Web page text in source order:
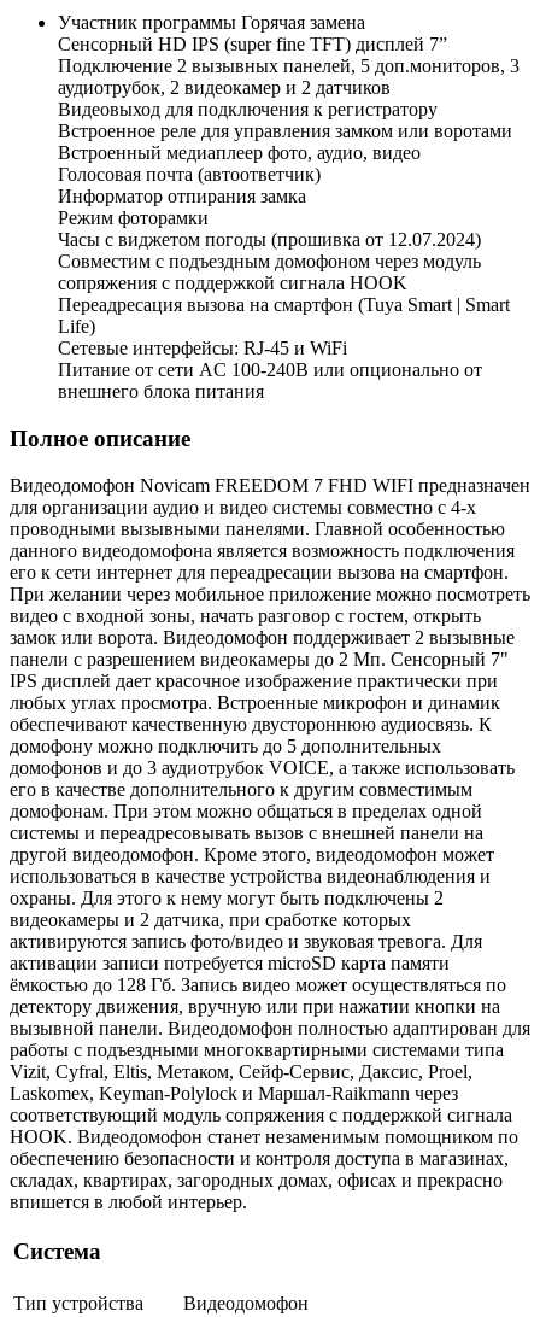
Участник программы Горячая замена
Сенcорный HD IPS (super fine TFT) дисплей 7”
Подключение 2 вызывных панелей, 5 доп.мониторов, 3
аудиотрубок, 2 видеокамер и 2 датчиков
Видеовыход для подключения к регистратору
Встроенное реле для управления замком или воротами
Встроенный медиаплеер фото, аудио, видео
Голосовая почта (автоответчик)
Информатор отпирания замка
Режим фоторамки
Часы с виджетом погоды (прошивка от 12.07.2024)
Совместим с подъездным домофоном через модуль
сопряжения с поддержкой сигнала HOOK
Переадресация вызова на смартфон (Tuya Smart | Smart
Life)
Сетевые интерфейсы: RJ-45 и WiFi
Питание от сети AC 100-240В или опционально от
внешнего блока питания
Полное описание
Видеодомофон Novicam FREEDOM 7 FHD WIFI предназначен
для организации аудио и видео системы совместно с 4-х
проводными вызывными панелями. Главной особенностью
данного видеодомофона является возможность подключения
его к сети интернет для переадресации вызова на смартфон.
При желании через мобильное приложение можно посмотреть
видео с входной зоны, начать разговор с гостем, открыть
замок или ворота. Видеодомофон поддерживает 2 вызывные
панели c разрешением видеокамеры до 2 Мп. Сенсорный 7"
IPS дисплей дает красочное изображение практически при
любых углах просмотра. Встроенные микрофон и динамик
обеспечивают качественную двустороннюю аудиосвязь. К
домофону можно подключить до 5 дополнительных
домофонов и до 3 аудиотрубок VOICE, а также использовать
его в качестве дополнительного к другим совместимым
домофонам. При этом можно общаться в пределах одной
системы и переадресовывать вызов с внешней панели на
другой видеодомофон. Кроме этого, видеодомофон может
использоваться в качестве устройства видеонаблюдения и
охраны. Для этого к нему могут быть подключены 2
видеокамеры и 2 датчика, при сработке которых
активируются запись фото/видео и звуковая тревога. Для
активации записи потребуется microSD карта памяти
ёмкостью до 128 Гб. Запись видео может осуществляться по
детектору движения, вручную или при нажатии кнопки на
вызывной панели. Видеодомофон полностью адаптирован для
работы с подъездными многоквартирными системами типа
Vizit, Cyfral, Eltis, Метаком, Сейф-Сервис, Даксис, Proel,
Laskomex, Keyman-Polylock и Маршал-Raikmann через
соответствующий модуль сопряжения с поддержкой сигнала
HOOK. Видеодомофон станет незаменимым помощником по
обеспечению безопасности и контроля доступа в магазинах,
складах, квартирах, загородных домах, офисах и прекрасно
впишется в любой интерьер.
Система
Тип устройства
Видеодомофон